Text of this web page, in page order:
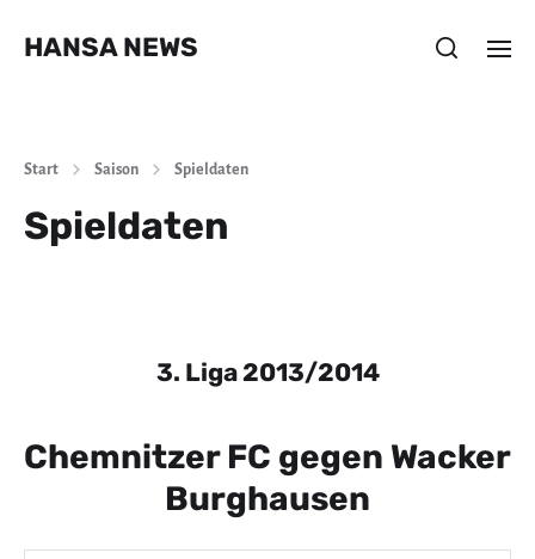
HANSA NEWS
Start Saison Spieldaten
Spieldaten
3. Liga 2013/2014
Chemnitzer FC gegen Wacker
Burghausen